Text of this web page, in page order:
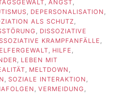
, ANGST,
, DEPERSONALISATION ,
ALS SCHUTZ,
, DISSOZIATIVE
KRAMPFANFÄLLE,
, HILFE ,
, LEBEN MIT
, MELTDOWN ,
, SOZIALE INTERAKTION ,
, VERMEIDUNG ,